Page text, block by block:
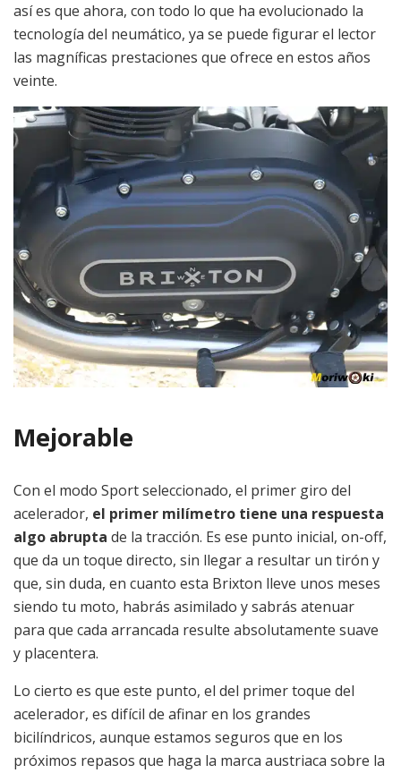
así es que ahora, con todo lo que ha evolucionado la
tecnología del neumático, ya se puede figurar el lector
las magníficas prestaciones que ofrece en estos años
veinte.
Mejorable
Con el modo Sport seleccionado, el primer giro del
acelerador, el primer milímetro tiene una respuesta
algo abrupta de la tracción. Es ese punto inicial, on-off,
que da un toque directo, sin llegar a resultar un tirón y
que, sin duda, en cuanto esta Brixton lleve unos meses
siendo tu moto, habrás asimilado y sabrás atenuar
para que cada arrancada resulte absolutamente suave
y placentera.
Lo cierto es que este punto, el del primer toque del
acelerador, es difícil de afinar en los grandes
bicilíndricos, aunque estamos seguros que en los
próximos repasos que haga la marca austriaca sobre la